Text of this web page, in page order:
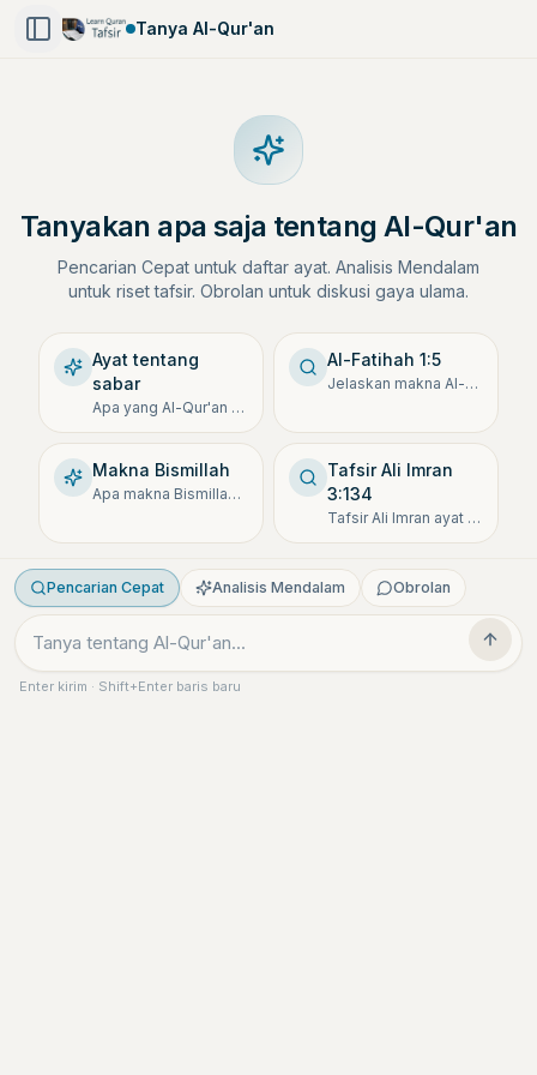
Tanya Al-Qur'an
Tanyakan apa saja tentang Al-Qur'an
Pencarian Cepat untuk daftar ayat. Analisis Mendalam
untuk riset tafsir. Obrolan untuk diskusi gaya ulama.
Ayat tentang
sabar
Apa yang Al-Qur'an katakan tentang kesabaran?
Al-Fatihah 1:5
Jelaskan makna Al-Fatihah
Makna Bismillah
Apa makna Bismillah dalam Al-Qur'an?
Tafsir Ali Imran
3:134
Tafsir Ali Imran ayat 134
Pencarian Cepat Analisis Mendalam Obrolan
Enter kirim · Shift+Enter baris baru